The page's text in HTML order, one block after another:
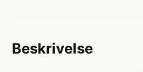
Beskrivelse